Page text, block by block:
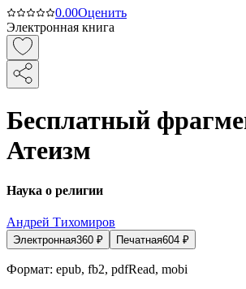
0.00Оценить
Электронная книга
Бесплатный
Атеизм
Наука о религии
Андрей Тихомиров
Электронная360 ₽ Печатная604 ₽
Формат: epub, fb2, pdfRead, mobi